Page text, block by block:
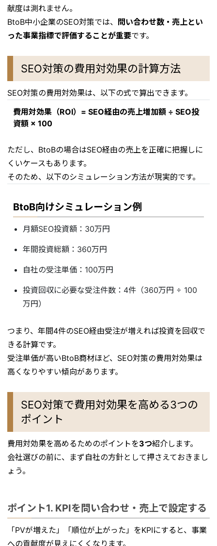
献度は測れません。
BtoB中小企業のSEO対策では、
問い合わせ数・売上とい
った事業指標で評価することが重要です。
SEO対策の費用対効果の計算方法
SEO対策の費用対効果は、以下の式で算出できます。
費用対効果（ROI）= SEO経由の売上増加額 ÷ SEO投
資額 × 100
ただし、BtoBの場合はSEO経由の売上を正確に把握しに
くいケースもあります。
そのため、以下のシミュレーション方法が現実的です。
BtoB向けシミュレーション例
月額SEO投資額：30万円
年間投資総額：360万円
自社の受注単価：100万円
投資回収に必要な受注件数：4件（360万円 ÷ 100
万円）
つまり、年間4件のSEO経由受注が増えれば投資を回収で
きる計算です。
受注単価が高いBtoB商材ほど、SEO対策の費用対効果は
高くなりやすい傾向があります。
SEO対策で費用対効果を高める3つの
ポイント
費用対効果を高めるためのポイントを3つ紹介します。
会社選びの前に、まず自社の方針として押さえておきまし
ょう。
ポイント1. KPIを問い合わせ・売上で設定する
「PVが増えた」「順位が上がった」をKPIにすると、事業
への貢献度が見えにくくなります。